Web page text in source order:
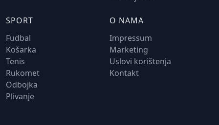
SPORT
Fudbal
Košarka
Tenis
Rukomet
Odbojka
Plivanje
O NAMA
Impressum
Marketing
Uslovi korištenja
Kontakt